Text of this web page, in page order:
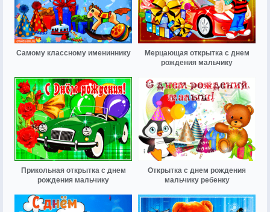
Самому классному имениннику
Мерцающая открытка с днем
рождения мальчику
Прикольная открытка с днем
рождения мальчику
Открытка с днем рождения
мальчику ребенку